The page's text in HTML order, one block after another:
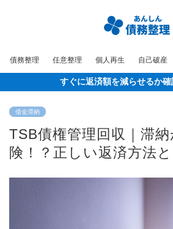
債務整理 任意整理 個人再生 自己破産
すぐに返済額を減らせるか
借金滞納
TSB債権管理回収｜滞
険！？正しい返済方法と